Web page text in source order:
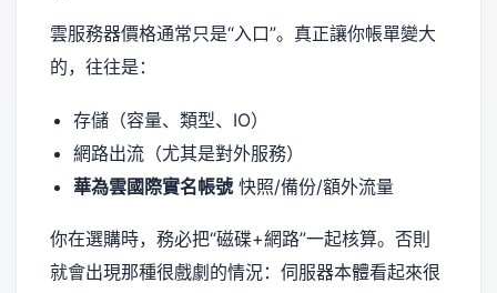
雲服務器價格通常只是“入口”。真正讓你帳單變大
的，往往是：
存儲（容量、類型、IO）
網路出流（尤其是對外服務）
華為雲國際實名帳號快照/備份/額外流量
你在選購時，務必把“磁碟+網路”一起核算。否則
就會出現那種很戲劇的情況：伺服器本體看起來很